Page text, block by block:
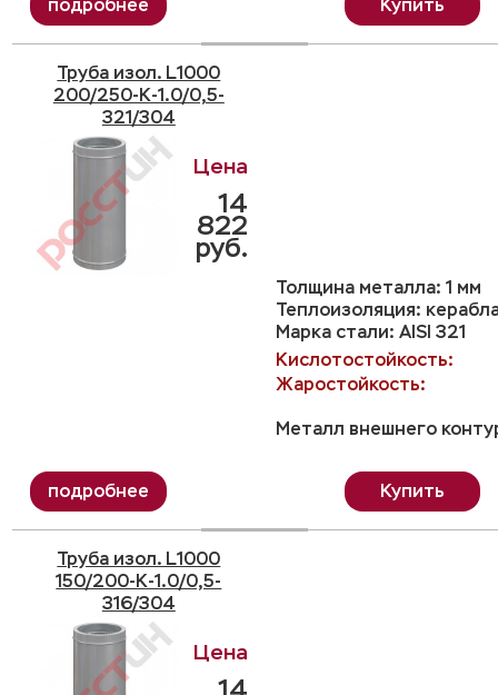
Купить
Труба изол. L1000
200/250-K-1.0/0,5-
321/304
Толщина металла: 1 мм
Теплоизоляция:
Марка стали: AISI 321
Кислотостойкость:
Жаростойкость:
Металл внешнего
14
822
руб.
Купить
Труба изол. L1000
150/200-K-1.0/0,5-
316/304